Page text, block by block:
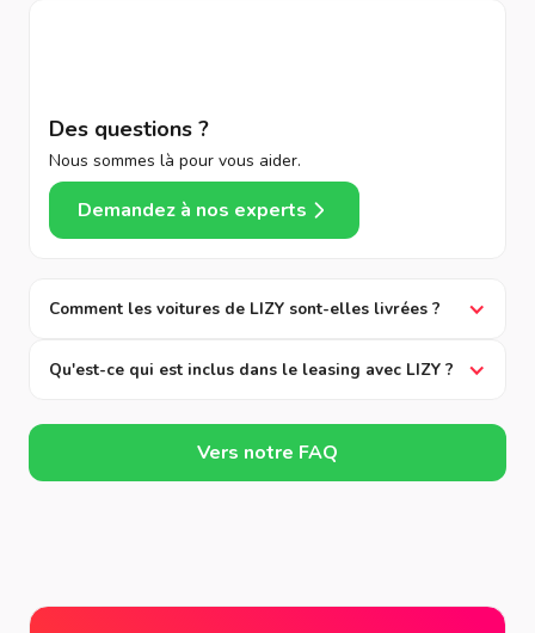
Des questions ?
Nous sommes là pour vous aider.
Demandez à nos experts
Comment les voitures de LIZY sont-elles livrées ?
Qu'est-ce qui est inclus dans le leasing avec LIZY ?
Vers notre FAQ